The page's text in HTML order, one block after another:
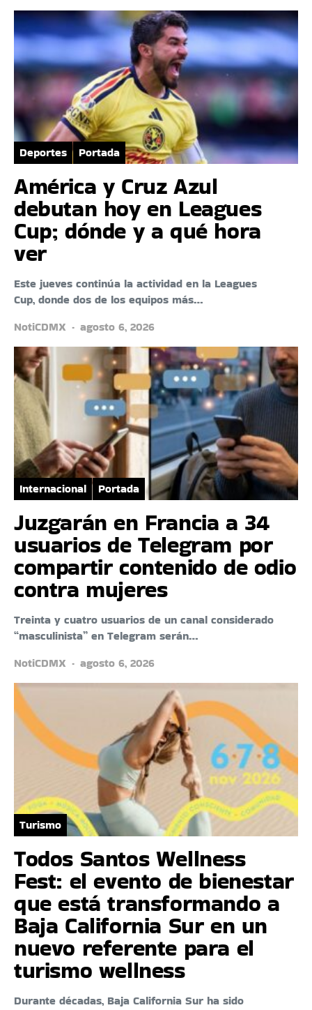
Deportes Portada
América y Cruz Azul
debutan hoy en Leagues
Cup; dónde y a qué hora
ver
Este jueves continúa la actividad en la Leagues
Cup, donde dos de los equipos más…
NotiCDMX
agosto 6, 2026
Internacional Portada
Juzgarán en Francia a 34
usuarios de Telegram por
compartir contenido de odio
contra mujeres
Treinta y cuatro usuarios de un canal considerado
“masculinista” en Telegram serán…
NotiCDMX
agosto 6, 2026
Turismo
Todos Santos Wellness
Fest: el evento de bienestar
que está transformando a
Baja California Sur en un
nuevo referente para el
turismo wellness
Durante décadas, Baja California Sur ha sido